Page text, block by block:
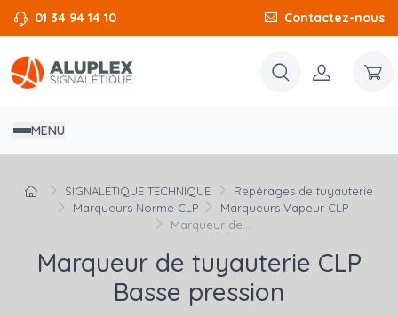
01 34 94 14 10 Contactez-nous
MENU
SIGNALÉTIQUE TECHNIQUE
Repérages de tuyauterie
Marqueurs Norme CLP
Marqueurs Vapeur CLP
Marqueur de...
Marqueur de tuyauterie CLP
Basse pression